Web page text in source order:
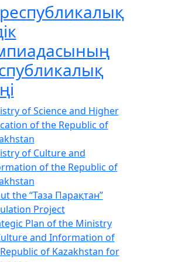
of Science and Higher
of the Republic of
of Culture and
of the Republic of
the “Таза Парақтан”
Project
Plan of the Ministry
and Information of
of Kazakhstan for